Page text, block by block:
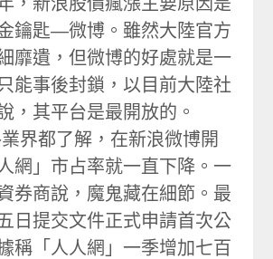
鑰匙—微博。雖然大陸官方
靡遺，但微博的好處就是一
能事後封鎖，以目前大陸社
，其平台是最開放的。
界都了解，在新浪微博開
網」市占率就一直下降。一
券商說，魔鬼藏在細節。最
日提交文件正式申請首次公
稱「人人網」一季增加七百